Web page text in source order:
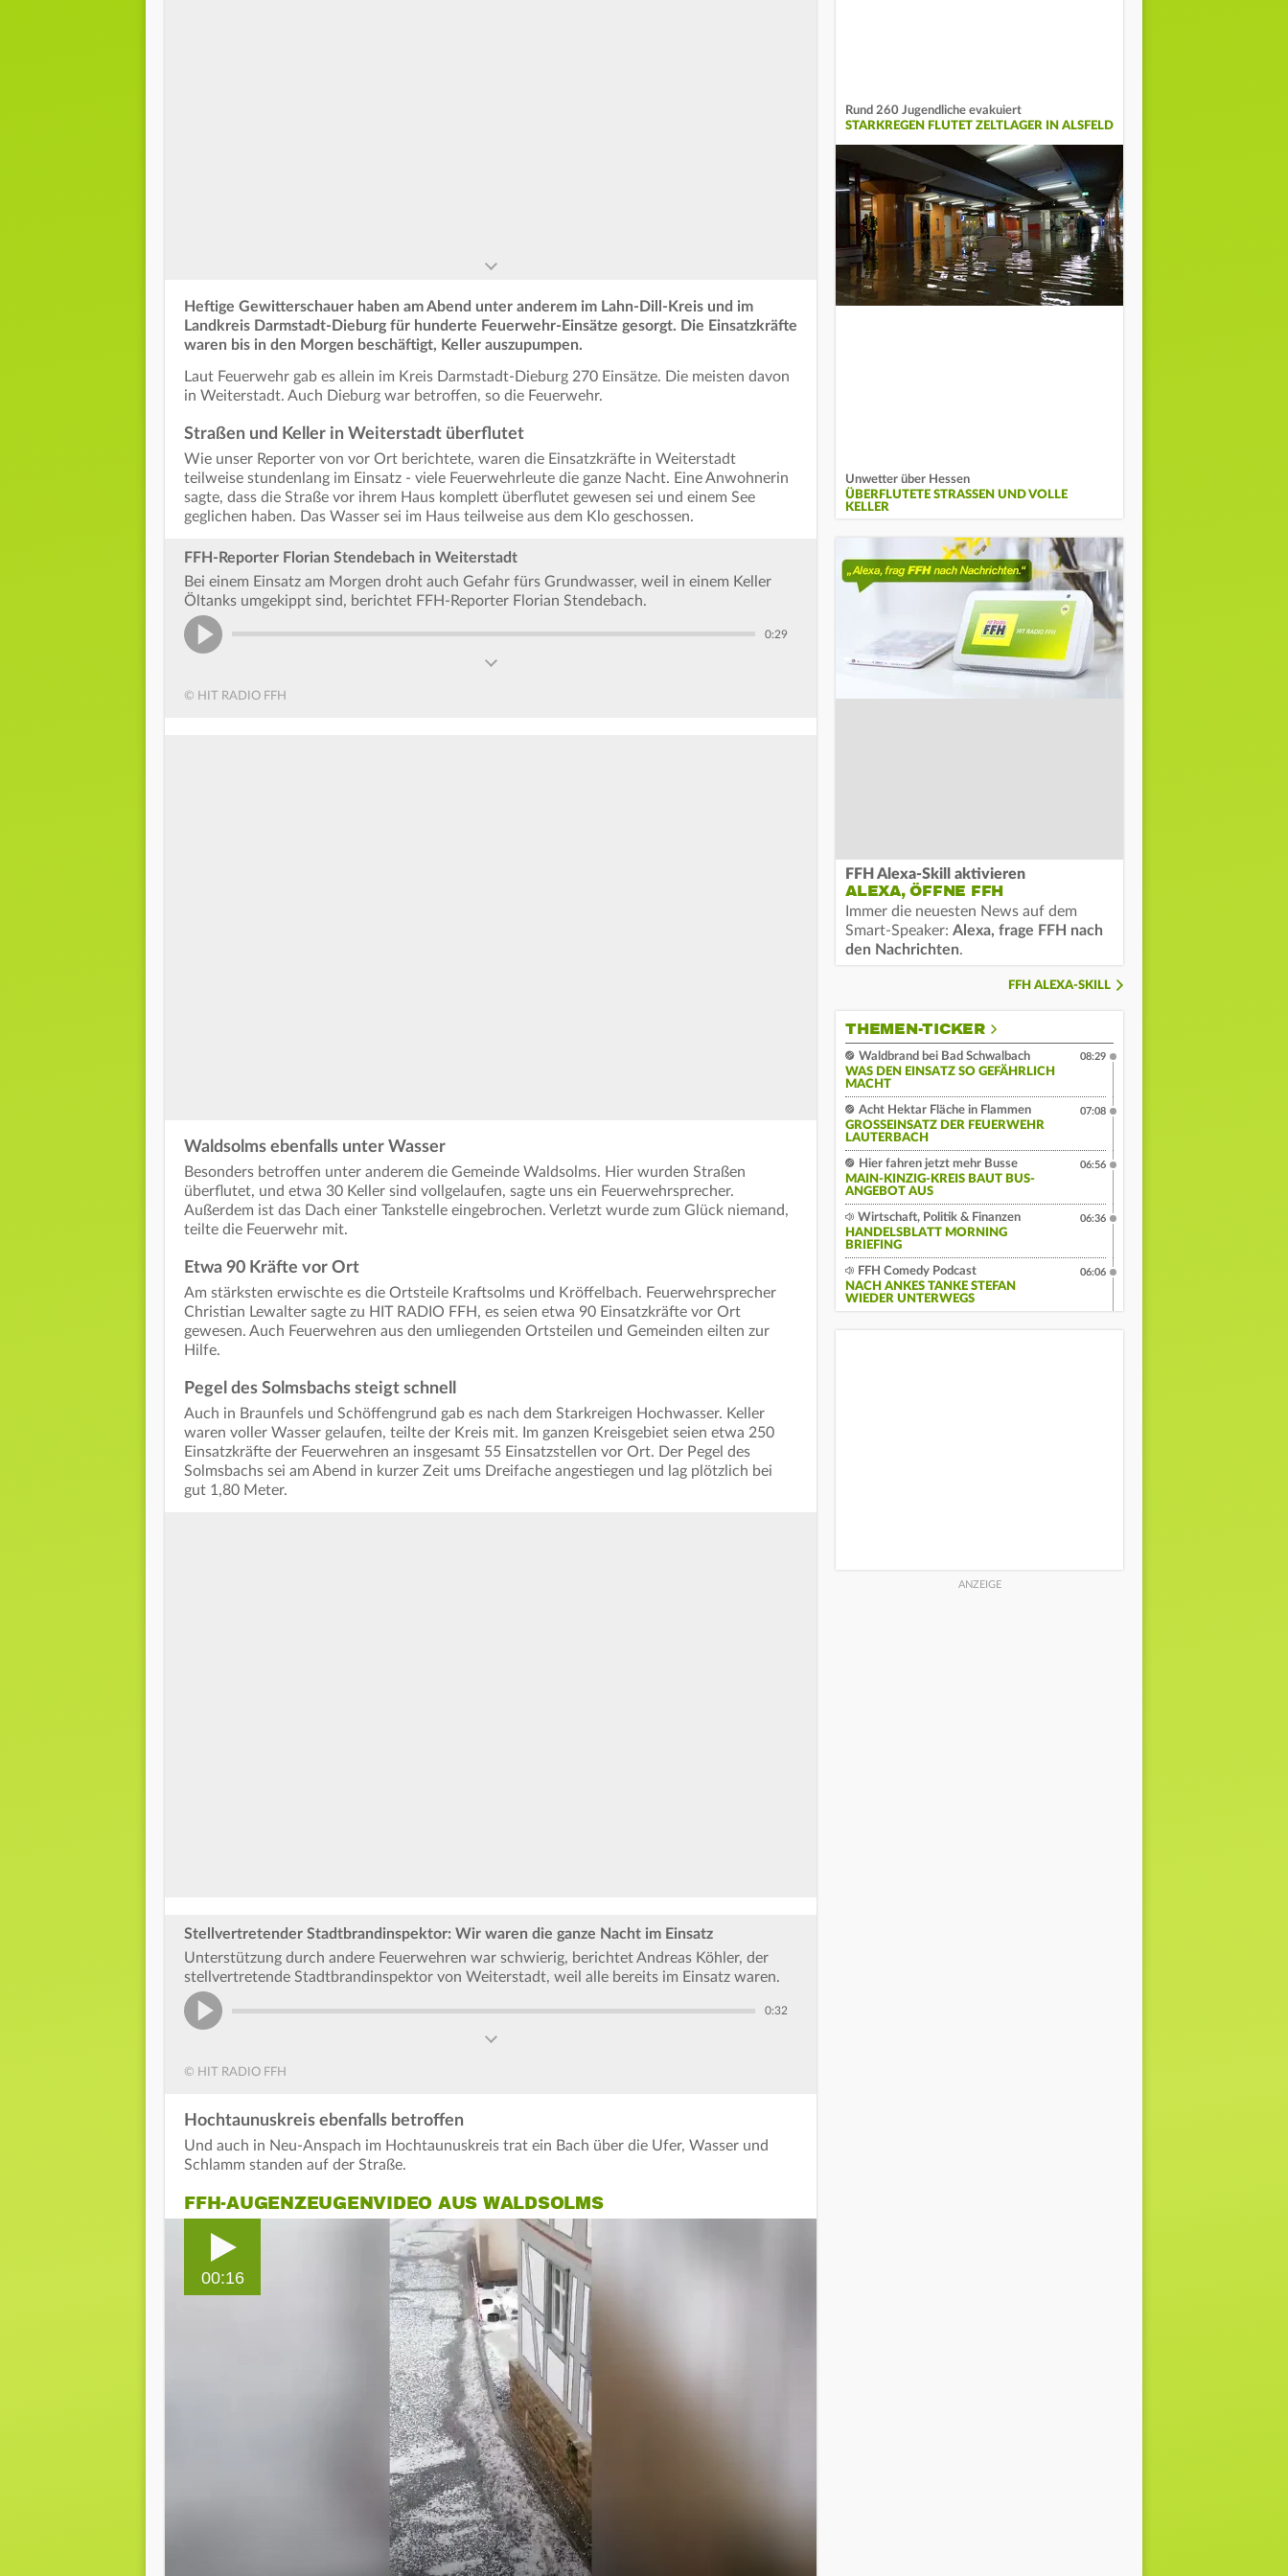
Heftige Gewitterschauer haben am Abend unter anderem im Lahn-Dill-Kreis und im
Landkreis Darmstadt-Dieburg für hunderte Feuerwehr-Einsätze gesorgt. Die Einsatzkräfte
waren bis in den Morgen beschäftigt, Keller auszupumpen.
Laut Feuerwehr gab es allein im Kreis Darmstadt-Dieburg 270 Einsätze. Die meisten davon
in Weiterstadt. Auch Dieburg war betroffen, so die Feuerwehr.
Straßen und Keller in Weiterstadt überflutet
Wie unser Reporter von vor Ort berichtete, waren die Einsatzkräfte in Weiterstadt
teilweise stundenlang im Einsatz - viele Feuerwehrleute die ganze Nacht. Eine Anwohnerin
sagte, dass die Straße vor ihrem Haus komplett überflutet gewesen sei und einem See
geglichen haben. Das Wasser sei im Haus teilweise aus dem Klo geschossen.
FFH-Reporter Florian Stendebach in Weiterstadt
Bei einem Einsatz am Morgen droht auch Gefahr fürs Grundwasser, weil in einem Keller
Öltanks umgekippt sind, berichtet FFH-Reporter Florian Stendebach.
0:29
© HIT RADIO FFH
Waldsolms ebenfalls unter Wasser
Besonders betroffen unter anderem die Gemeinde Waldsolms. Hier wurden Straßen
überflutet, und etwa 30 Keller sind vollgelaufen, sagte uns ein Feuerwehrsprecher.
Außerdem ist das Dach einer Tankstelle eingebrochen. Verletzt wurde zum Glück niemand,
teilte die Feuerwehr mit.
Etwa 90 Kräfte vor Ort
Am stärksten erwischte es die Ortsteile Kraftsolms und Kröffelbach. Feuerwehrsprecher
Christian Lewalter sagte zu HIT RADIO FFH, es seien etwa 90 Einsatzkräfte vor Ort
gewesen. Auch Feuerwehren aus den umliegenden Ortsteilen und Gemeinden eilten zur
Hilfe.
Pegel des Solmsbachs steigt schnell
Auch in Braunfels und Schöffengrund gab es nach dem Starkreigen Hochwasser. Keller
waren voller Wasser gelaufen, teilte der Kreis mit. Im ganzen Kreisgebiet seien etwa 250
Einsatzkräfte der Feuerwehren an insgesamt 55 Einsatzstellen vor Ort. Der Pegel des
Solmsbachs sei am Abend in kurzer Zeit ums Dreifache angestiegen und lag plötzlich bei
gut 1,80 Meter.
Stellvertretender Stadtbrandinspektor: Wir waren die ganze Nacht im Einsatz
Unterstützung durch andere Feuerwehren war schwierig, berichtet Andreas Köhler, der
stellvertretende Stadtbrandinspektor von Weiterstadt, weil alle bereits im Einsatz waren.
0:32
© HIT RADIO FFH
Hochtaunuskreis ebenfalls betroffen
Und auch in Neu-Anspach im Hochtaunuskreis trat ein Bach über die Ufer, Wasser und
Schlamm standen auf der Straße.
FFH-AUGENZEUGENVIDEO AUS WALDSOLMS
00:16
Rund 260 Jugendliche evakuiert
STARKREGEN FLUTET ZELTLAGER IN ALSFELD
Unwetter über Hessen
ÜBERFLUTETE STRASSEN UND VOLLE K
ELLER
FFH Alexa-Skill aktivieren
ALEXA, ÖFFNE FFH
Immer die neuesten News auf dem
Smart-Speaker: Alexa, frage FFH nach
den Nachrichten.
FFH ALEXA-SKILL
THEMEN-TICKER
Waldbrand bei Bad Schwalbach
WAS DEN EINSATZ SO GEFÄHRLICH
MACHT
08:29
Acht Hektar Fläche in Flammen
GROSSEINSATZ DER FEUERWEHR L
AUTERBACH
07:08
Hier fahren jetzt mehr Busse
MAIN-KINZIG-KREIS BAUT BUS-
ANGEBOT AUS
06:56
Wirtschaft, Politik & Finanzen
HANDELSBLATT MORNING
BRIEFING
06:36
FFH Comedy Podcast
NACH ANKES TANKE STEFAN
WIEDER UNTERWEGS
06:06